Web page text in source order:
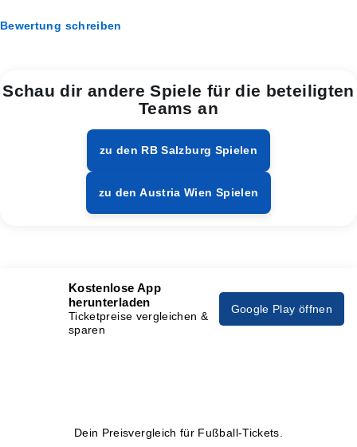
Bewertung schreiben
Schau dir andere Spiele für die beteiligten
Teams an
zu den RB Salzburg Spielen
zu den Austria Wien Spielen
Kostenlose App
herunterladen
Ticketpreise vergleichen &
sparen
Google Play öffnen
Dein Preisvergleich für Fußball-Tickets.